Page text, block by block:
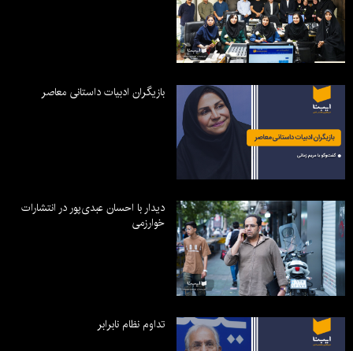
بازیگران ادبیات داستانی معاصر
دیدار با احسان عبدی‌پور در انتشارات
خوارزمی
تداوم نظام نابرابر